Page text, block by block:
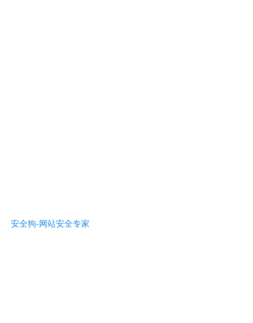
安全狗-网站安全专家